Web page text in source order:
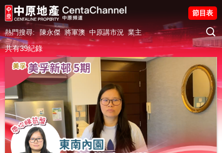
熱門搜尋: 陳永傑 將軍澳 中原講市況 業主
節目表
共有39紀錄